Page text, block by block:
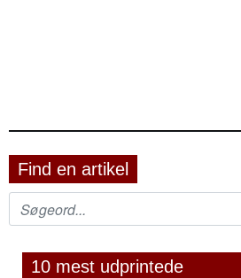
Find en artikel
10 mest udprintede